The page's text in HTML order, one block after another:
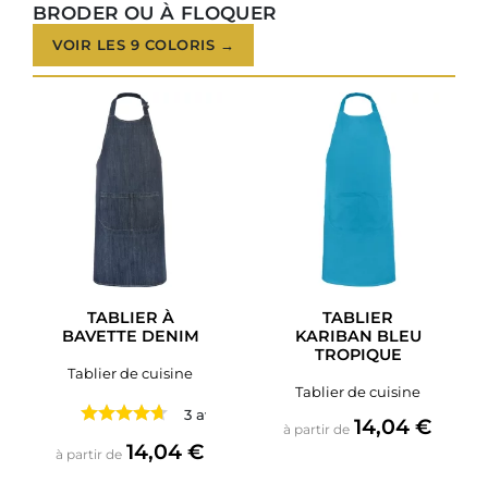
BRODER OU À FLOQUER
VOIR LES 9 COLORIS →
TABLIER À
BAVETTE DENIM
Tablier de cuisine
3 avis
à partir de Prix
14,04 €
TABLIER
KARIBAN BLEU
TROPIQUE
Tablier de cuisine
à partir de Prix
14,04 €